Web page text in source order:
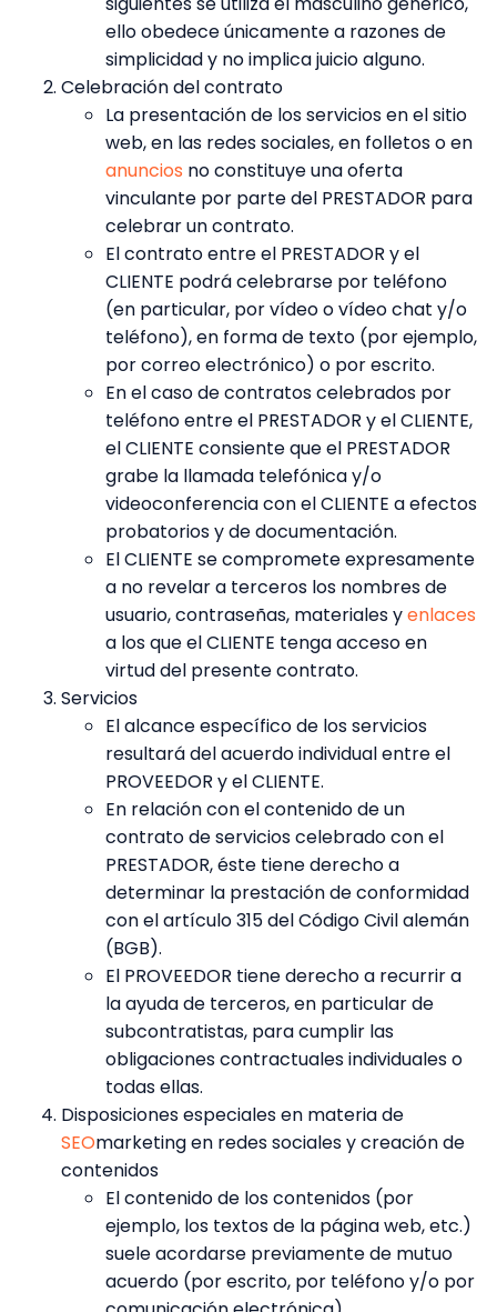
ello obedece únicamente a razones de
simplicidad y no implica juicio alguno.
Celebración del contrato
La presentación de los servicios en el sitio
web, en las redes sociales, en folletos o en
anuncios no constituye una oferta
vinculante por parte del PRESTADOR para
celebrar un contrato.
El contrato entre el PRESTADOR y el
CLIENTE podrá celebrarse por teléfono
(en particular, por vídeo o vídeo chat y/o
teléfono), en forma de texto (por ejemplo,
por correo electrónico) o por escrito.
En el caso de contratos celebrados por
teléfono entre el PRESTADOR y el CLIENTE,
el CLIENTE consiente que el PRESTADOR
grabe la llamada telefónica y/o
videoconferencia con el CLIENTE a efectos
probatorios y de documentación.
El CLIENTE se compromete expresamente
a no revelar a terceros los nombres de
usuario, contraseñas, materiales yenlaces
a los que el CLIENTE tenga acceso en
virtud del presente contrato.
Servicios
El alcance específico de los servicios
resultará del acuerdo individual entre el
PROVEEDOR y el CLIENTE.
En relación con el contenido de un
contrato de servicios celebrado con el
PRESTADOR, éste tiene derecho a
determinar la prestación de conformidad
con el artículo 315 del Código Civil alemán
(BGB).
El PROVEEDOR tiene derecho a recurrir a
la ayuda de terceros, en particular de
subcontratistas, para cumplir las
obligaciones contractuales individuales o
todas ellas.
Disposiciones especiales en materia de
SEOmarketing en redes sociales y creación de
contenidos
El contenido de los contenidos (por
ejemplo, los textos de la página web, etc.)
suele acordarse previamente de mutuo
acuerdo (por escrito, por teléfono y/o por